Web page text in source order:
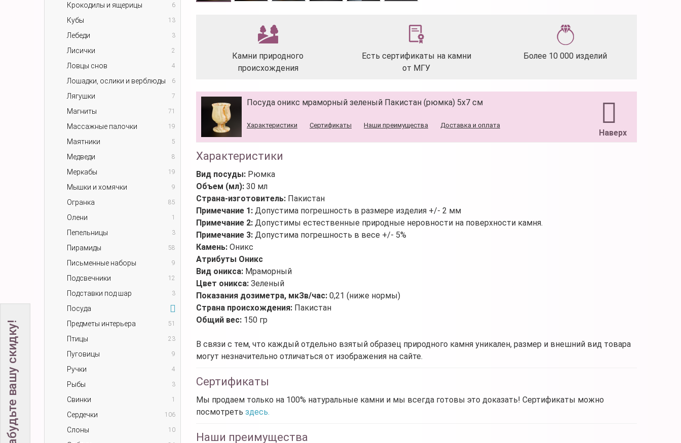
Крокодилы и ящерицы 6
Кубы 13
Лебеди 3
Лисички 2
Ловцы снов 4
Лошадки, ослики и верблюды 6
Лягушки 7
Магниты 71
Массажные палочки 19
Маятники 5
Медведи 8
Меркабы 19
Мышки и хомячки 9
Огранка 85
Олени 1
Пепельницы 3
Пирамиды 58
Письменные наборы 9
Подсвечники 12
Подставки под шар 3
Посуда
Предметы интерьера
51
Птицы 23
Пуговицы 9
Ручки 4
Рыбы 3
Свинки 1
Сердечки 106
Слоны 10
Камни природного
происхождения
Есть сертификаты на камни
от МГУ
Более 10 000 изделий
Посуда оникс мраморный зеленый Пакистан (рюмка) 5х7 см
Наверх
Характеристики Сертификаты Наши преимущества Доставка и оплата
Характеристики
Вид посуды: Рюмка
Объем (мл): 30 мл
Страна-изготовитель: Пакистан
Примечание 1: Допустима погрешность в размере изделия +/- 2 мм
Примечание 2: Допустимы естественные природные неровности на поверхности камня.
Примечание 3: Допустима погрешность в весе +/- 5%
Камень: Оникс
Атрибуты Оникс
Вид оникса: Мраморный
Цвет оникса: Зеленый
Показания дозиметра, мкЗв/час: 0,21 (ниже нормы)
Страна происхождения: Пакистан
Общий вес: 150 гр
В связи с тем, что каждый отдельно взятый образец природного камня уникален, размер и внешний вид товара
могут незначительно отличаться от изображения на сайте.
Сертификаты
Мы продаем только на 100% натуральные камни и мы всегда готовы это доказать! Сертификаты можно
посмотреть здесь.
Наши преимущества
Не забудьте вашу скидку!